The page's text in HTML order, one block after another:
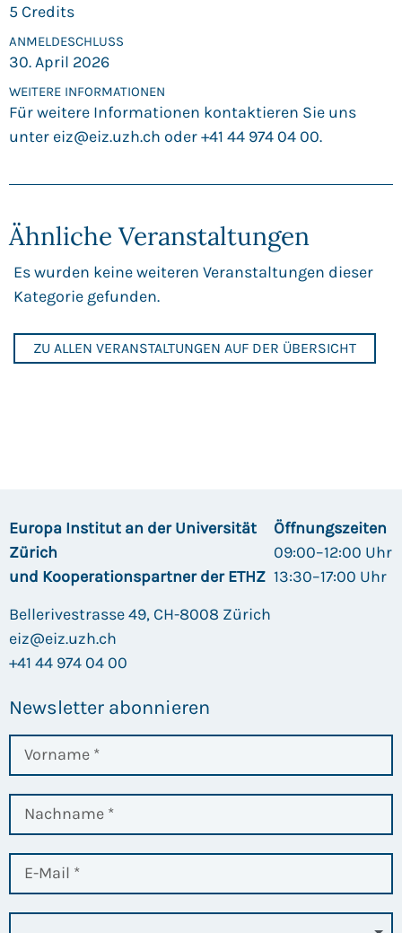
5 Credits
ANMELDE­SCHLUSS
30. April 2026
WEITERE INFORMATIONEN
Für weitere Informationen kontaktieren Sie uns
unter eiz@eiz.uzh.ch oder +41 44 974 04 00.
Ähnliche Veranstaltungen
Es wurden keine weiteren Veranstaltungen dieser
Kategorie gefunden.
ZU ALLEN VERANSTALTUNGEN AUF DER ÜBERSICHT
Europa Institut an der Universität
Zürich
und Kooperationspartner der ETHZ
Bellerivestrasse 49, CH-8008 Zürich
eiz@eiz.uzh.ch
+41 44 974 04 00
Öffnungszeiten
09:00–12:00 Uhr
13:30–17:00 Uhr
Newsletter abonnieren